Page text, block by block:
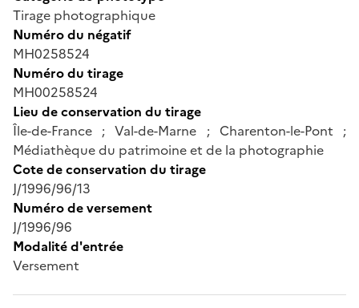
Tirage photographique
Numéro du négatif
MH0258524
Numéro du tirage
MH00258524
Lieu de conservation du tirage
Île-de-France ; Val-de-Marne ; Charenton-le-Pont ;
Médiathèque du patrimoine et de la photographie
Cote de conservation du tirage
J/1996/96/13
Numéro de versement
J/1996/96
Modalité d'entrée
Versement